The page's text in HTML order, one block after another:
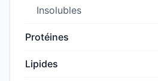
Insolubles
Protéines
Lipides